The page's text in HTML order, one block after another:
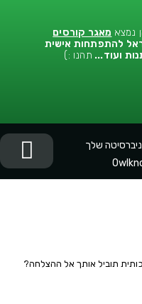
נמצא מאגר קורסים
להתפתחות אישית
ועוד... תהנו :)
תוביל אותך אל ההצלחה?